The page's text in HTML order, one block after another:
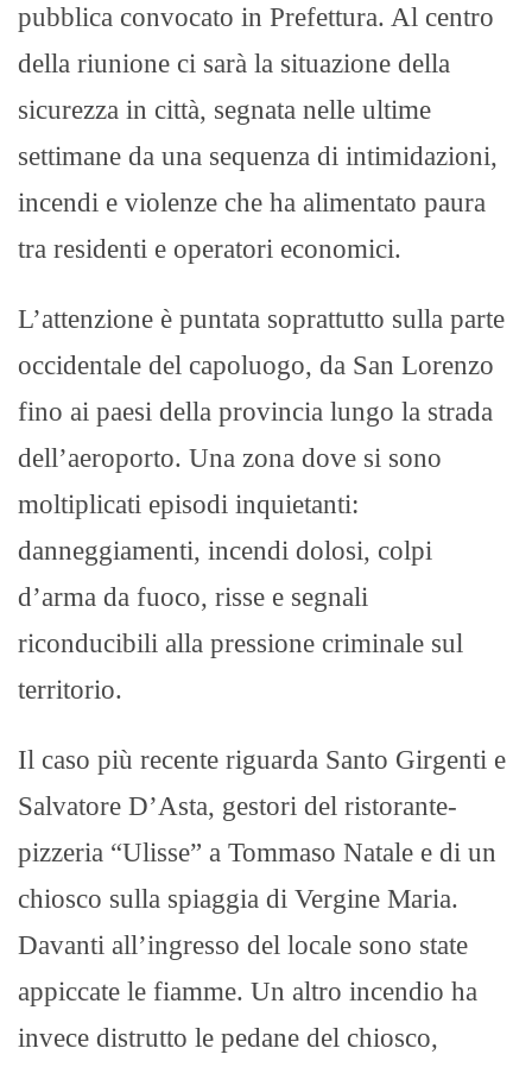
pubblica convocato in Prefettura. Al centro
della riunione ci sarà la situazione della
sicurezza in città, segnata nelle ultime
settimane da una sequenza di intimidazioni,
incendi e violenze che ha alimentato paura
tra residenti e operatori economici.
L’attenzione è puntata soprattutto sulla parte
occidentale del capoluogo, da San Lorenzo
fino ai paesi della provincia lungo la strada
dell’aeroporto. Una zona dove si sono
moltiplicati episodi inquietanti:
danneggiamenti, incendi dolosi, colpi
d’arma da fuoco, risse e segnali
riconducibili alla pressione criminale sul
territorio.
Il caso più recente riguarda Santo Girgenti e
Salvatore D’Asta, gestori del ristorante-
pizzeria “Ulisse” a Tommaso Natale e di un
chiosco sulla spiaggia di Vergine Maria.
Davanti all’ingresso del locale sono state
appiccate le fiamme. Un altro incendio ha
invece distrutto le pedane del chiosco,